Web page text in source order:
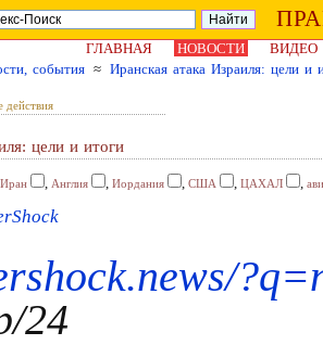
ГЛАВНАЯ НОВОСТИ
ВИДЕО
события ≈ Иранская атака Израиля: цели и
действия
цели и итоги
Иран , Англия , Иордания , США , ЦАХАЛ ,
24